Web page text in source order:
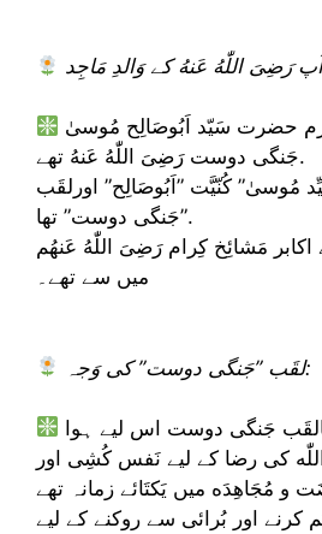
جَنگی دوست رَضِىَ اللّٰهُ عَنهُ تھے.
مُوسیٰ” کُنّيَّت ”اَبُوصَالِح” اورلقَب
”جَنگی دوست” تھا.
مَشائِخ کِرام رَضِىَ اللّٰهُ عَنهُم
میں سے تھے۔
لقَب ”جَنگی دوست” کی وَجہ:
کی رضا کے لیے نَفس کُشِی اور
کرنے اور بُرائی سے روکنے کے لیے